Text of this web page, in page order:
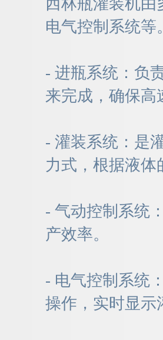
西林瓶灌装机由
电气控制系统
- 进瓶系统：负
来完成，确保高
- 灌装系统：是
力式，根据液
- 气动控制系统
产效率。
- 电气控制系统
操作，实时显示